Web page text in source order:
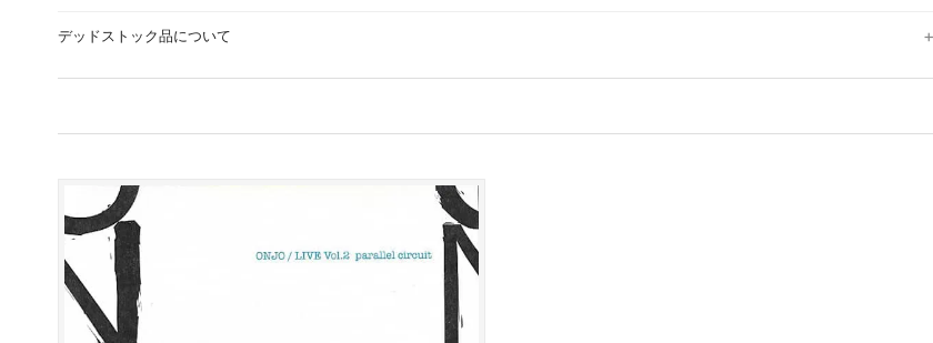
デッドストック品について